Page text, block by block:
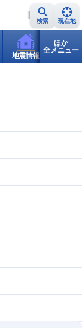
検索 現在地
地震情報 世界天
ほか
全メニュー